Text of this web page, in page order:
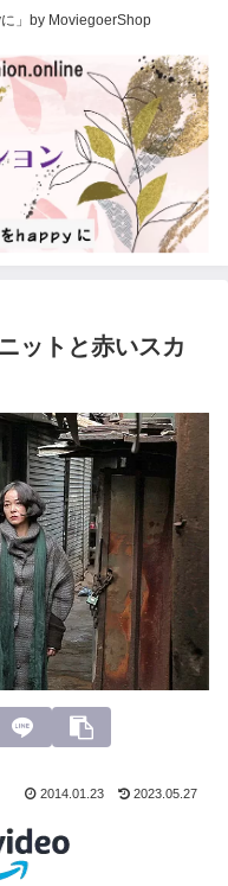
」by MoviegoerShop
ットと赤いスカ
2014.01.23 2023.05.27